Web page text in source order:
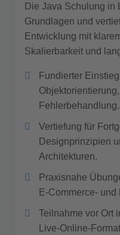
Die Java Schulung in
Grundlagen und
Entwicklung mit
Skalierbarkeit und
Fundierter
Fehlerbehandlung.
Vertiefung für
Designprinzipien
Architekturen.
Praxisnahe
E-Commerce-
Teilnahme vor Ort
Live-Online-